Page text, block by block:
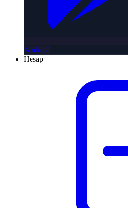
Android
Hesap